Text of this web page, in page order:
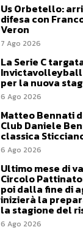
Us Orbetello:
difesa con
Veron
7 Ago 2026
La Serie C
Invictavolleyball
per la nuova
6 Ago 2026
Matteo Bennati
Club Daniele
classica
6 Ago 2026
Ultimo mese di
Circolo
poi dalla fine di
inizierà la
la stagione del
6 Ago 2026